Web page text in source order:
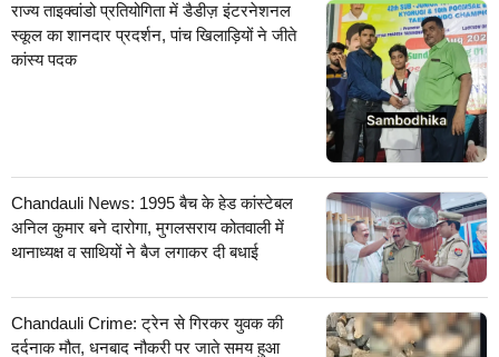
राज्य ताइक्वांडो प्रतियोगिता में डैडीज़ इंटरनेशनल
स्कूल का शानदार प्रदर्शन, पांच खिलाड़ियों ने जीते
कांस्य पदक
Chandauli News: 1995 बैच के हेड कांस्टेबल
अनिल कुमार बने दारोगा, मुगलसराय कोतवाली में
थानाध्यक्ष व साथियों ने बैज लगाकर दी बधाई
Chandauli Crime: ट्रेन से गिरकर युवक की
दर्दनाक मौत, धनबाद नौकरी पर जाते समय हुआ